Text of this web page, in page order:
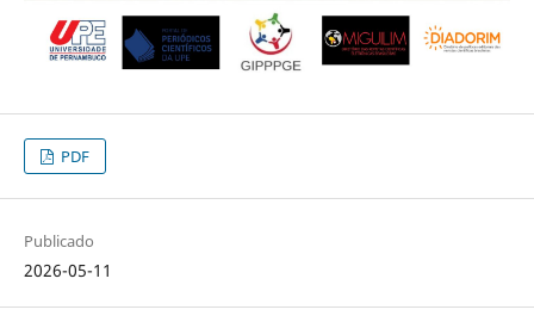
PDF
Publicado
2026-05-11